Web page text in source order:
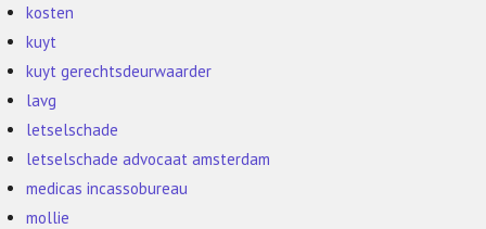
kosten
kuyt
kuyt gerechtsdeurwaarder
lavg
letselschade
letselschade advocaat amsterdam
medicas incassobureau
mollie